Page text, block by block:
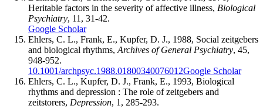
Heritable factors in the severity of affective illness, Biological
Psychiatry, 11, 31-42.
Google Scholar
Ehlers, C. L., Frank, E., Kupfer, D. J., 1988, Social zeitgebers
and biological rhythms, Archives of General Psychiatry, 45,
948-952.
10.1001/archpsyc.1988.01800340076012Google Scholar
Ehlers, C. L., Kupfer, D. J., Frank, E., 1993, Biological
rhythms and depression : The role of zeitgebers and
zeitstorers, Depression, 1, 285-293.